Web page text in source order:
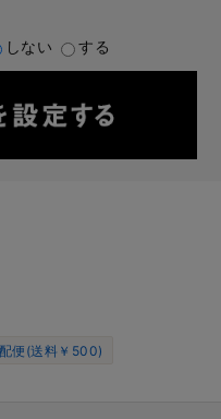
しない する
便(送料￥500)